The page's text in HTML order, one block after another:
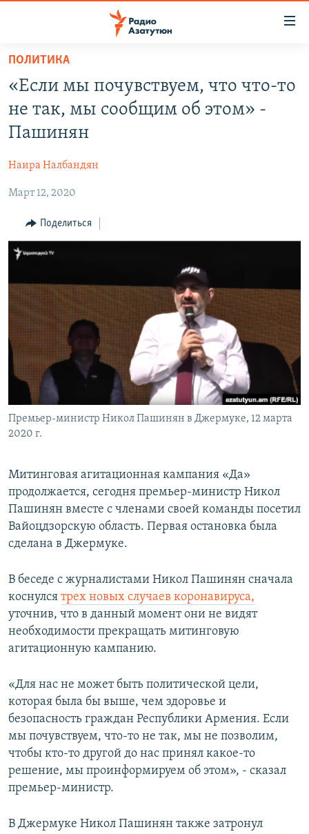
Перейти
основному
содержанию
Перейти
основной
навигации
Перейти
поиску
ПОЛИТИКА
ЭКОНОМИКА
РЕГИОН
НАГОРНЫЙ КАРАБАХ
КУЛЬТУРА
Հայերեն
Русский
Все сайты Радио Азатутюн
ПОЛИТИКА
«Если мы почувствуем, что что-то
не так, мы сообщим об этом» -
Пашинян
Наира Налбандян
Март 12, 2020
Поделиться
Премьер-министр Никол Пашинян в Джермуке, 12 марта
2020 г.
Митинговая агитационная кампания «Да»
продолжается, сегодня премьер-министр Никол
Пашинян вместе с членами своей команды посетил
Вайоцдзорскую область. Первая остановка была
сделана в Джермуке.
В беседе с журналистами Никол Пашинян сначала
коснулся трех новых случаев коронавируса,
уточнив, что в данный момент они не видят
необходимости прекращать митинговую
агитационную кампанию.
«Для нас не может быть политической цели,
которая была бы выше, чем здоровье и
безопасность граждан Республики Армения. Если
мы почувствуем, что-то не так, мы не позволим,
чтобы кто-то другой до нас принял какое-то
решение, мы проинформируем об этом», - сказал
премьер-министр.
В Джермуке Никол Пашинян также затронул